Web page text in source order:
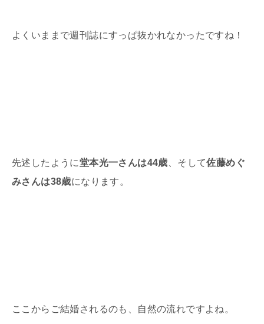
よくいままで週刊誌にすっぱ抜かれなかったですね！
先述したように堂本光一さんは44歳 、そして佐藤めぐ
みさんは38歳になります。
ここからご結婚されるのも、自然の流れですよね。